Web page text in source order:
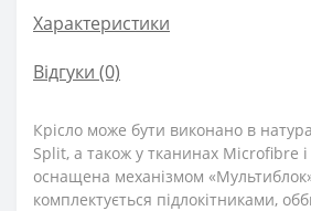
Характеристики
Відгуки (0)
Крісло може бути виконано в
Split, а також у тканинах Microfibre
оснащена механізмом
комплектується підлокітниками,